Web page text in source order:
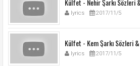
lyrics 2017/11/5
Külfet - Kem Şarkı Sözleri
lyrics 2017/11/5